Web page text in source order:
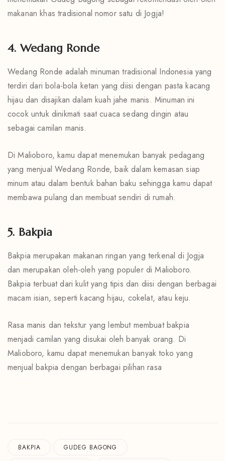
makanan khas tradisional nomor satu di Jogja!
4. Wedang Ronde
Wedang Ronde adalah minuman tradisional Indonesia yang
terdiri dari bola-bola ketan yang diisi dengan pasta kacang
hijau dan disajikan dalam kuah jahe manis. Minuman ini
cocok untuk dinikmati saat cuaca sedang dingin atau
sebagai camilan manis.
Di Malioboro, kamu dapat menemukan banyak pedagang
yang menjual Wedang Ronde, baik dalam kemasan siap
minum atau dalam bentuk bahan baku sehingga kamu dapat
membawa pulang dan membuat sendiri di rumah.
5. Bakpia
Bakpia merupakan makanan ringan yang terkenal di Jogja
dan merupakan oleh-oleh yang populer di Malioboro.
Bakpia terbuat dari kulit yang tipis dan diisi dengan berbagai
macam isian, seperti kacang hijau, cokelat, atau keju.
Rasa manis dan tekstur yang lembut membuat bakpia
menjadi camilan yang disukai oleh banyak orang. Di
Malioboro, kamu dapat menemukan banyak toko yang
menjual bakpia dengan berbagai pilihan rasa
BAKPIA GUDEG BAGONG